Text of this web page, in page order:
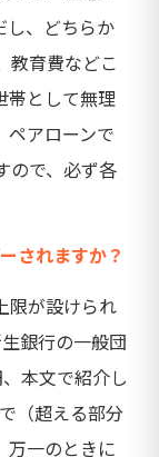
し、どちらか
教育費などこ
帯として無理
ペアローンで
ので、必ず各
されますか？
限が設けられ
銀行の一般団
本文で紹介し
（超える部分
万一のときに